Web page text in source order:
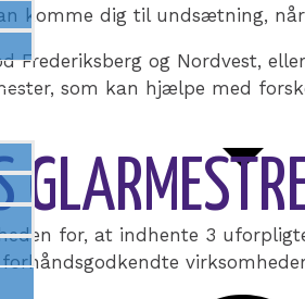
komme dig til undsætning,
Frederiksberg og Nordvest,
som kan hjælpe med
for, at indhente 3